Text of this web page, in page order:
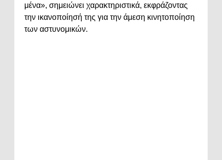
μένα», σημειώνει χαρακτηριστικά, εκφράζοντας
την ικανοποίησή της για την άμεση κινητοποίηση
των αστυνομικών.